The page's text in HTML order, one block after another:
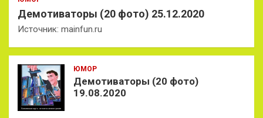
Демотиваторы (20 фото) 25.12.2020
Источник: mainfun.ru
ЮМОР
Демотиваторы (20 фото)
19.08.2020